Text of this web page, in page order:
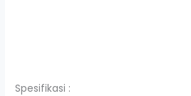
Spesifikasi :